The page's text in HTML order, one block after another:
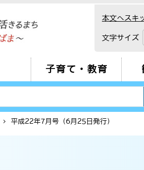
本文へスキ
文字サイズ
子育て・教育
平成22年7月号（6月25日発行）